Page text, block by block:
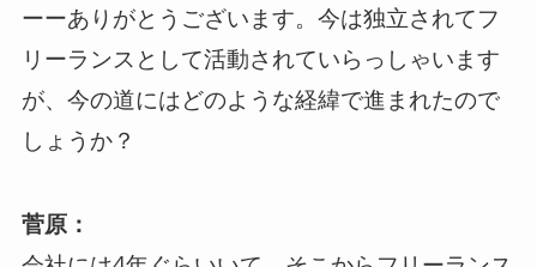
ーーありがとうございます。今は独立されてフ
リーランスとして活動されていらっしゃいます
が、今の道にはどのような経緯で進まれたので
しょうか？
菅原：